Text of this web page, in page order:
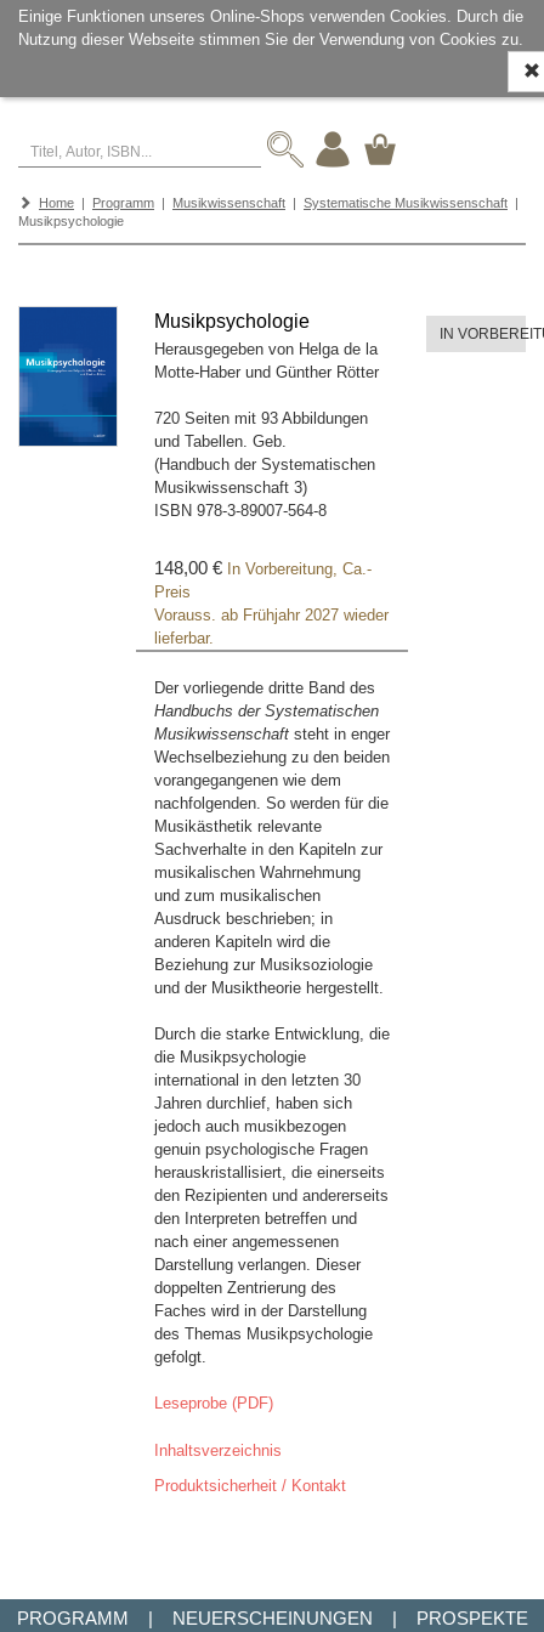
Einige Funktionen unseres Online-Shops verwenden Cookies. Durch die
Nutzung dieser Webseite stimmen Sie der Verwendung von Cookies zu.
ein-/
Home | Programm | Musikwissenschaft | Systematische Musikwissenschaft |
Musikpsychologie
Musikpsychologie
Herausgegeben von Helga de la
Motte-Haber und Günther Rötter
720 Seiten mit 93 Abbildungen
und Tabellen. Geb.
(Handbuch der Systematischen
Musikwissenschaft 3)
ISBN 978-3-89007-564-8
148,00 € In Vorbereitung, Ca.-
Preis
Vorauss. ab Frühjahr 2027 wieder
lieferbar.
IN
Der vorliegende dritte Band des
Handbuchs der Systematischen
Musikwissenschaft steht in enger
Wechselbeziehung zu den beiden
vorangegangenen wie dem
nachfolgenden. So werden für die
Musikästhetik relevante
Sachverhalte in den Kapiteln zur
musikalischen Wahrnehmung
und zum musikalischen
Ausdruck beschrieben; in
anderen Kapiteln wird die
Beziehung zur Musiksoziologie
und der Musiktheorie hergestellt.
Durch die starke Entwicklung, die
die Musikpsychologie
international in den letzten 30
Jahren durchlief, haben sich
jedoch auch musikbezogen
genuin psychologische Fragen
herauskristallisiert, die einerseits
den Rezipienten und andererseits
den Interpreten betreffen und
nach einer angemessenen
Darstellung verlangen. Dieser
doppelten Zentrierung des
Faches wird in der Darstellung
des Themas Musikpsychologie
gefolgt.
Leseprobe (PDF)
Inhaltsverzeichnis
Produktsicherheit / Kontakt
PROGRAMM | NEUERSCHEINUNGEN | PROSPEKTE